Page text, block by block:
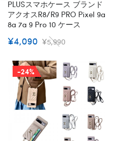
PLUSスマホケース ブランド
アクオスR8/R9 PRO Pixel 9a
8a 7a 9 Pro 10 ケース
¥4,090 ¥5,990
-24%